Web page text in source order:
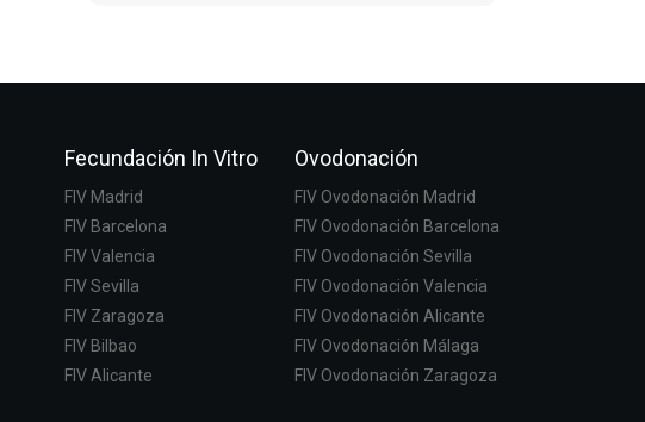
Fecundación In Vitro
FIV Madrid
FIV Barcelona
FIV Valencia
FIV Sevilla
FIV Zaragoza
FIV Bilbao
FIV Alicante
Ovodonación
FIV Ovodonación Madrid
FIV Ovodonación Barcelona
FIV Ovodonación Sevilla
FIV Ovodonación Valencia
FIV Ovodonación Alicante
FIV Ovodonación Málaga
FIV Ovodonación Zaragoza